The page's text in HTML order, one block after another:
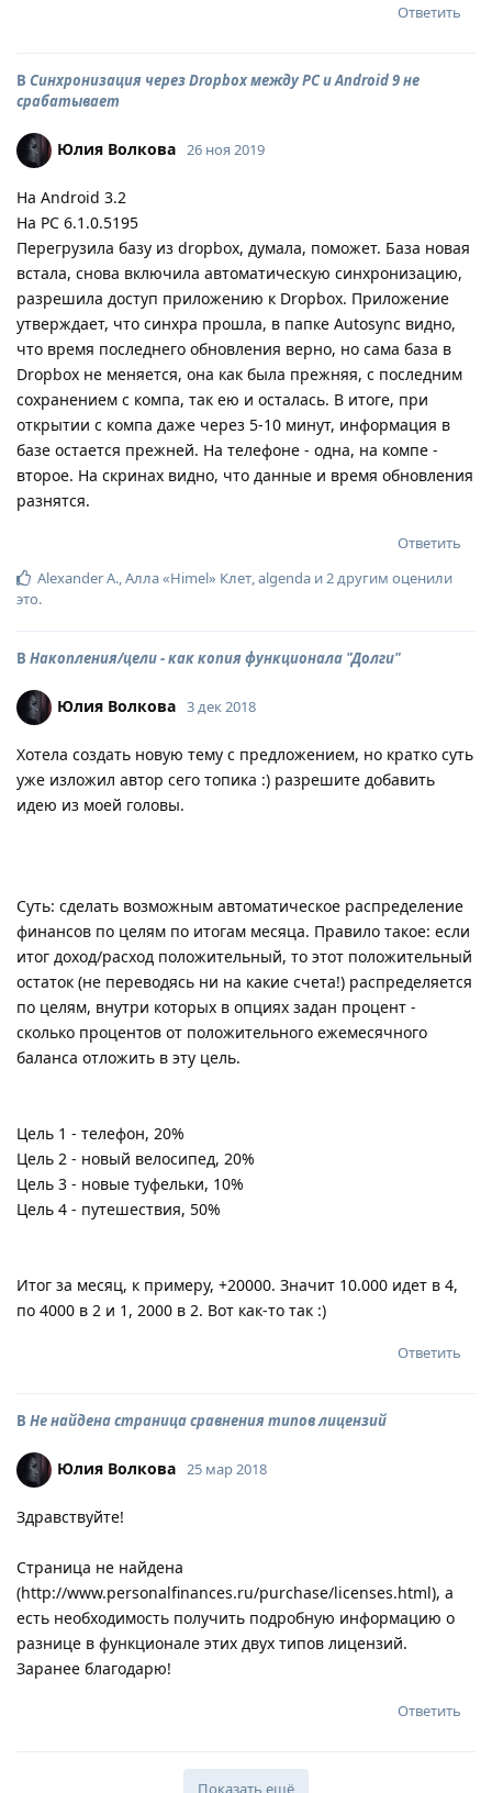
Ответить
В Синхронизация через Dropbox между PC и Android 9 не
срабатывает
Юлия Волкова 26 ноя 2019
На Android 3.2
На PC 6.1.0.5195
Перегрузила базу из dropbox, думала, поможет. База новая
встала, снова включила автоматическую синхронизацию,
разрешила доступ приложению к Dropbox. Приложение
утверждает, что синхра прошла, в папке Autosync видно,
что время последнего обновления верно, но сама база в
Dropbox не меняется, она как была прежняя, с последним
сохранением с компа, так ею и осталась. В итоге, при
открытии с компа даже через 5-10 минут, информация в
базе остается прежней. На телефоне - одна, на компе -
второе. На скринах видно, что данные и время обновления
разнятся.
Ответить
Alexander A.,Алла «Himel» Клет,algenda и2другим оценили
это.
В Накопления/цели - как копия функционала "Долги"
Юлия Волкова 3 дек 2018
Хотела создать новую тему с предложением, но кратко суть
уже изложил автор сего топика :) разрешите добавить
идею из моей головы.
Суть: сделать возможным автоматическое распределение
финансов по целям по итогам месяца. Правило такое: если
итог доход/расход положительный, то этот положительный
остаток (не переводясь ни на какие счета!) распределяется
по целям, внутри которых в опциях задан процент -
сколько процентов от положительного ежемесячного
баланса отложить в эту цель.
Цель 1 - телефон, 20%
Цель 2 - новый велосипед, 20%
Цель 3 - новые туфельки, 10%
Цель 4 - путешествия, 50%
Итог за месяц, к примеру, +20000. Значит 10.000 идет в 4,
по 4000 в 2 и 1, 2000 в 2. Вот как-то так :)
Ответить
В Не найдена страница сравнения типов лицензий
Юлия Волкова 25 мар 2018
Здравствуйте!
Страница не найдена
(http://www.personalfinances.ru/purchase/licenses.html), а
есть необходимость получить подробную информацию о
разнице в функционале этих двух типов лицензий.
Заранее благодарю!
Ответить
Показать ещё